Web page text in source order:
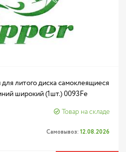
литого диска самоклеящиеся
широкий (1шт.) 0093Fe
Товар на складе
Самовывоз: 12.08.2026